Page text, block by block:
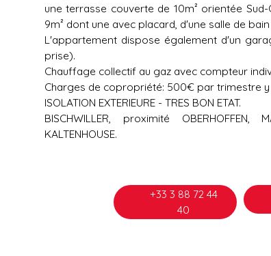
une terrasse couverte de 10m² orientée
9m² dont une avec placard, d'une salle de
L'appartement dispose également d'un
prise).
Chauffage collectif au gaz avec compteur
Charges de copropriété: 500€ par trimestre
ISOLATION EXTERIEURE - TRES BON ETAT.
BISCHWILLER, proximité OBERHOFFEN,
KALTENHOUSE.
+33 3 88 72 44
40